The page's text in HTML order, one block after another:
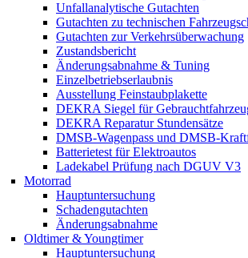
Unfallanalytische Gutachten
Gutachten zu technischen
Gutachten zur Verkehrsüberwachung
Zustandsbericht
Änderungsabnahme & Tuning
Einzelbetriebserlaubnis
Ausstellung Feinstaubplakette
DEKRA Siegel für
DEKRA Reparatur Stundensätze
DMSB-Wagenpass und DMSB-
Batterietest für Elektroautos
Ladekabel Prüfung nach DGUV V3
Motorrad
Hauptuntersuchung
Schadengutachten
Änderungsabnahme
Oldtimer & Youngtimer
Hauptuntersuchung